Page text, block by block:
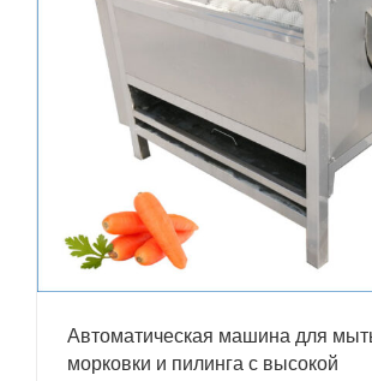
Автоматическая машина для
морковки и пилинга с высокой